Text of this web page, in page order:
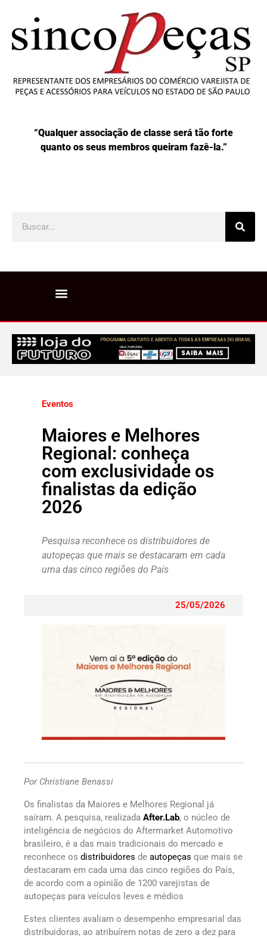
“Qualquer associação de classe será tão forte
quanto os seus membros queiram fazê-la.”
Eventos
Maiores e Melhores
Regional: conheça
com exclusividade os
finalistas da edição
2026
Pesquisa reconhece os distribuidores de
autopeças que mais se destacaram em cada
uma das cinco regiões do País
25/05/2026
Por Christiane Benassi
Os finalistas da Maiores e Melhores Regional já
saíram. A pesquisa, realizada After.Lab, o núcleo de
inteligência de negócios do Aftermarket Automotivo
brasileiro, é a das mais tradicionais do mercado e
reconhece os distribuidores de autopeças que mais se
destacaram em cada uma das cinco regiões do País,
de acordo com a opinião de 1200 varejistas de
autopeças para veículos leves e médios
Estes clientes avaliam o desempenho empresarial das
distribuidoras, ao atribuírem notas de zero a dez para